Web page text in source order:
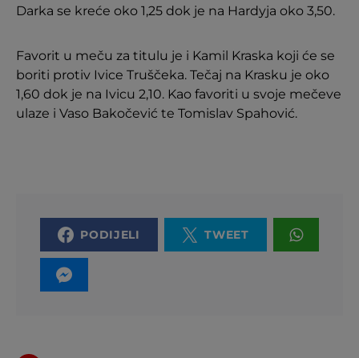
Darka se kreće oko 1,25 dok je na Hardyja oko 3,50.
Favorit u meču za titulu je i Kamil Kraska koji će se
boriti protiv Ivice Truščeka. Tečaj na Krasku je oko
1,60 dok je na Ivicu 2,10. Kao favoriti u svoje mečeve
ulaze i Vaso Bakočević te Tomislav Spahović.
PODIJELI TWEET